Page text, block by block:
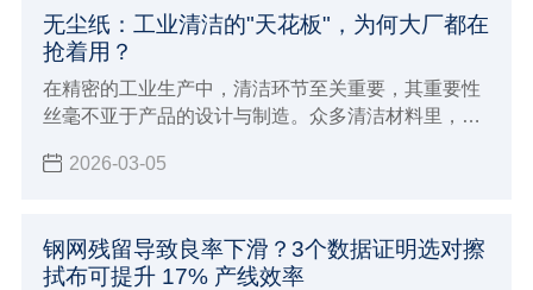
无尘纸：工业清洁的"天花板"，为何大厂都在
抢着用？
在精密的工业生产中，清洁环节至关重要，其重要性
丝毫不亚于产品的设计与制造。众多清洁材料里，无
“清洁神器”，堪称工业清洁领域的 “天花板”。
2026-03-05
钢网残留导致良率下滑？3个数据证明选对擦
拭布可提升 17% 产线效率